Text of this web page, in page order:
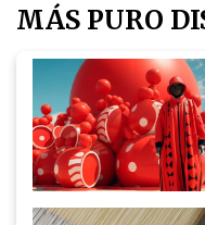
MÁS PURO